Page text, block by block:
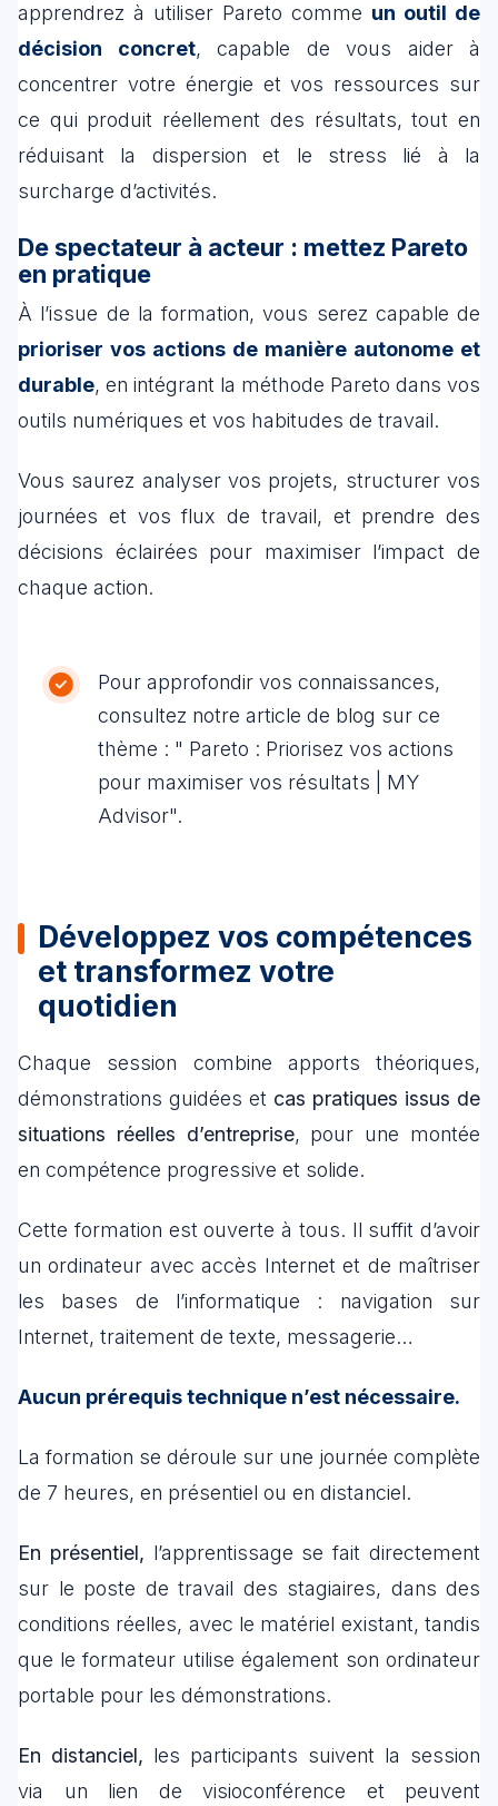
apprendrez à utiliser Pareto comme un outil de
décision concret, capable de vous aider à
concentrer votre énergie et vos ressources sur
ce qui produit réellement des résultats, tout en
réduisant la dispersion et le stress lié à la
surcharge d’activités.
De spectateur à acteur : mettez Pareto
en pratique
À l’issue de la formation, vous serez capable de
prioriser vos actions de manière autonome et
durable, en intégrant la méthode Pareto dans vos
outils numériques et vos habitudes de travail.
Vous saurez analyser vos projets, structurer vos
journées et vos flux de travail, et prendre des
décisions éclairées pour maximiser l’impact de
chaque action.
Pour approfondir vos connaissances,
consultez notre article de blog sur ce
thème : " Pareto : Priorisez vos actions
pour maximiser vos résultats | MY
Advisor".
Développez vos compétences
et transformez​ votre
quotidien
Chaque session combine apports théoriques,
démonstrations guidées et cas pratiques issus de
situations réelles d’entreprise, pour une montée
en compétence progressive et solide.
Cette formation est ouverte à tous. Il suffit d’avoir
un ordinateur avec accès Internet et de maîtriser
les bases de l’informatique : navigation sur
Internet, traitement de texte, messagerie…
Aucun prérequis technique n’est nécessaire.
La formation se déroule sur une journée complète
de 7 heures, en présentiel ou en distanciel.
En présentiel, l’apprentissage se fait directement
sur le poste de travail des stagiaires, dans des
conditions réelles, avec le matériel existant, tandis
que le formateur utilise également son ordinateur
portable pour les démonstrations.
En distanciel, les participants suivent la session
via un lien de visioconférence et peuvent